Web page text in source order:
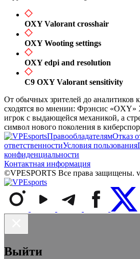
OXY Valorant crosshair
OXY Wooting settings
OXY edpi and resolution
C9 OXY Valorant sensitivity
От обычных зрителей до аналитиков
сходятся во мнении: Фрэнсис
игрок с выдающейся механикой, а
символ нового поколения в
ПравообладателямОтказ
ответственностиУсловия пользования
конфиденциальности
Контактная информация
©VPESPORTS Все права защищены.
Выйти